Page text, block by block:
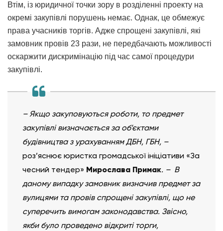
Втім, із юридичної точки зору в розділенні проекту на
окремі закупівлі порушень немає. Однак, це обмежує
права учасників торгів. Адже спрощені закупівлі, які
замовник провів 23 рази, не передбачають можливості
оскаржити дискримінацію під час самої процедури
закупівлі.
– Якщо закуповуються роботи, то предмет
закупівлі визначається за об’єктами
будівництва з урахуванням ДБН, ГБН, –
роз’яснює юристка громадської ініціативи «За
чесний тендер» Мирослава Примак. – В
даному випадку замовник визначив предмет за
вулицями та провів спрощені закупівлі, що не
суперечить вимогам законодавства. Звісно,
якби було проведено відкриті торги,